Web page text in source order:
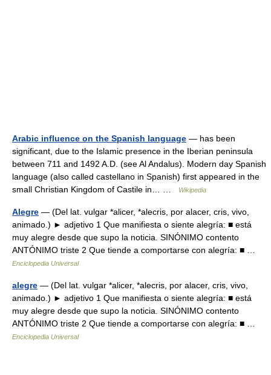
Arabic influence on the Spanish language — has been
significant, due to the Islamic presence in the Iberian peninsula
between 711 and 1492 A.D. (see Al Andalus). Modern day Spanish
language (also called castellano in Spanish) first appeared in the
small Christian Kingdom of Castile in… …
Wikipedia
Alegre — (Del lat. vulgar *alicer, *alecris, por alacer, cris, vivo,
animado.) ► adjetivo 1 Que manifiesta o siente alegría: ■ está
muy alegre desde que supo la noticia. SINÓNIMO contento
ANTÓNIMO triste 2 Que tiende a comportarse con alegría: ■ …
Enciclopedia Universal
alegre — (Del lat. vulgar *alicer, *alecris, por alacer, cris, vivo,
animado.) ► adjetivo 1 Que manifiesta o siente alegría: ■ está
muy alegre desde que supo la noticia. SINÓNIMO contento
ANTÓNIMO triste 2 Que tiende a comportarse con alegría: ■ …
Enciclopedia Universal